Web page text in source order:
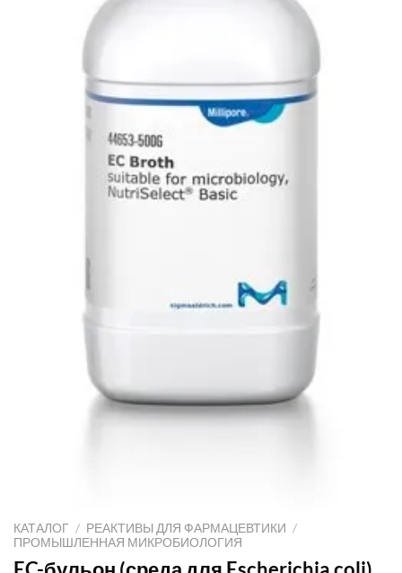
КАТАЛОГ / РЕАКТИВЫ ДЛЯ ФАРМАЦЕВТИКИ /
ПРОМЫШЛЕННАЯ МИКРОБИОЛОГИЯ